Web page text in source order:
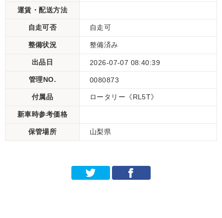
運賃・配送方法
自走可否 自走可
整備状況 整備済み
出品日 2026-07-07 08:40:39
管理NO. 0080873
付属品 ロータリー《RL5T》
新車時参考価格
保管場所 山梨県